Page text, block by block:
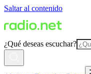
Saltar al contenido
¿Qué deseas escuchar?